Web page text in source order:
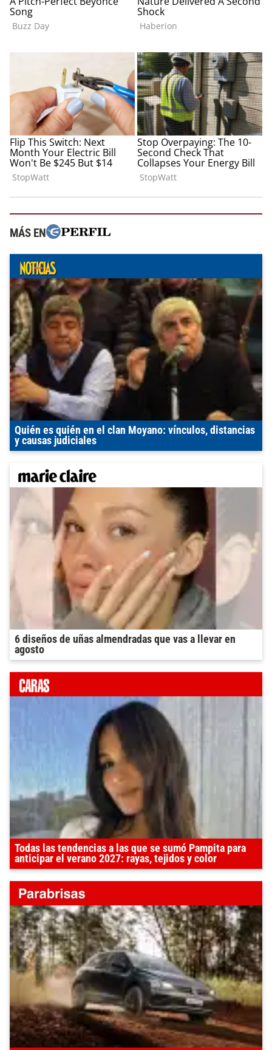
MÁS EN
Quién es quién en el clan Moyano: vínculos, distancias
y causas judiciales
6 diseños de uñas almendradas que vas a llevar en
agosto
Todas las tendencias a las que se sumó Pampita para
anticipar el verano 2027: rayas, tejidos y color